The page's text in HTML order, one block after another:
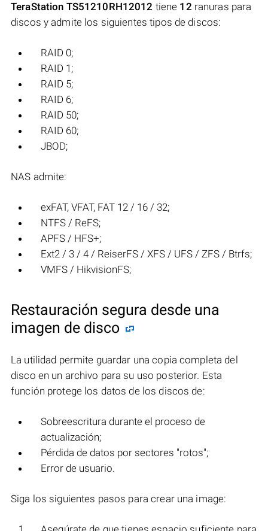
TeraStation TS51210RH12012 tiene 12 ranuras para
discos y admite los siguientes tipos de discos:
RAID 0;
RAID 1;
RAID 5;
RAID 6;
RAID 50;
RAID 60;
JBOD;
NAS admite:
exFAT, VFAT, FAT 12 / 16 / 32;
NTFS / ReFS;
APFS / HFS+;
Ext2 / 3 / 4 / ReiserFS / XFS / UFS / ZFS / Btrfs;
VMFS / HikvisionFS;
Restauración segura desde una
imagen de disco
La utilidad permite guardar una copia completa del
disco en un archivo para su uso posterior. Esta
función protege los datos de los discos de:
Sobreescritura durante el proceso de
actualización;
Pérdida de datos por sectores "rotos";
Error de usuario.
Siga los siguientes pasos para crear una image: